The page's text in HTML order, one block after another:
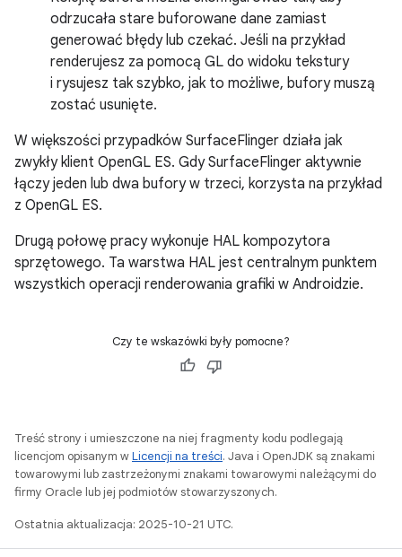
odrzucała stare buforowane dane zamiast
generować błędy lub czekać. Jeśli na przykład
renderujesz za pomocą GL do widoku tekstury
i rysujesz tak szybko, jak to możliwe, bufory muszą
zostać usunięte.
W większości przypadków SurfaceFlinger działa jak
zwykły klient OpenGL ES. Gdy SurfaceFlinger aktywnie
łączy jeden lub dwa bufory w trzeci, korzysta na przykład
z OpenGL ES.
Drugą połowę pracy wykonuje HAL kompozytora
sprzętowego. Ta warstwa HAL jest centralnym punktem
wszystkich operacji renderowania grafiki w Androidzie.
Czy te wskazówki były pomocne?
Treść strony i umieszczone na niej fragmenty kodu podlegają
licencjom opisanym wLicencji na treści. Java i OpenJDK są znakami
towarowymi lub zastrzeżonymi znakami towarowymi należącymi do
firmy Oracle lub jej podmiotów stowarzyszonych.
Ostatnia aktualizacja: 2025-10-21 UTC.